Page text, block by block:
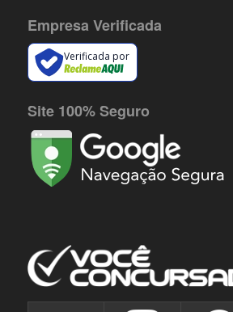
Empresa Verificada
Verificada por
Site 100% Seguro